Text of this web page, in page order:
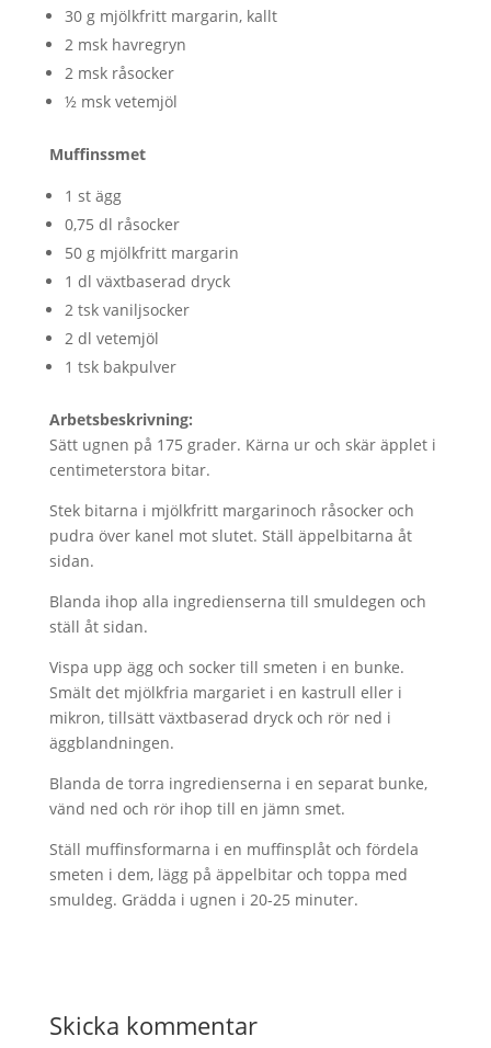
30 g mjölkfritt margarin, kallt
2 msk havregryn
2 msk råsocker
½ msk vetemjöl
Muffinssmet
1 st ägg
0,75 dl råsocker
50 g mjölkfritt margarin
1 dl växtbaserad dryck
2 tsk vaniljsocker
2 dl vetemjöl
1 tsk bakpulver
Arbetsbeskrivning:
Sätt ugnen på 175 grader. Kärna ur och skär äpplet i
centimeterstora bitar.
Stek bitarna i mjölkfritt margarinoch råsocker och
pudra över kanel mot slutet. Ställ äppelbitarna åt
sidan.
Blanda ihop alla ingredienserna till smuldegen och
ställ åt sidan.
Vispa upp ägg och socker till smeten i en bunke.
Smält det mjölkfria margariet i en kastrull eller i
mikron, tillsätt växtbaserad dryck och rör ned i
äggblandningen.
Blanda de torra ingredienserna i en separat bunke,
vänd ned och rör ihop till en jämn smet.
Ställ muffinsformarna i en muffinsplåt och fördela
smeten i dem, lägg på äppelbitar och toppa med
smuldeg. Grädda i ugnen i 20-25 minuter.
Skicka kommentar